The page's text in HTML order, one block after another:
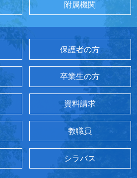
附属機関
保護者の方
卒業生の方
資料請求
教職員
シラバス